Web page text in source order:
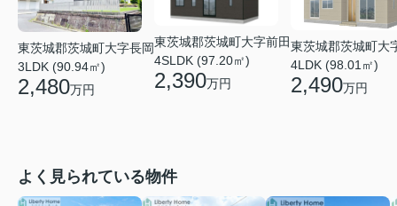
東茨城郡茨城町大字長岡
3LDK (90.94㎡)
2,480万円
東茨城郡茨城町大字前田
4SLDK (97.20㎡)
2,390万円
東茨城郡茨城町大
4LDK (98.01㎡)
2,490万円
よく見られている物件